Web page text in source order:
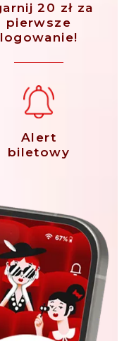
20 zł za
pierwsze
logowanie!
Alert
biletowy